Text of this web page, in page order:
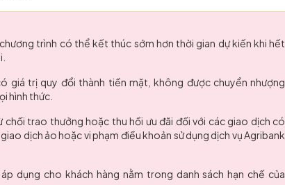
trình có thể kết thúc sớm hơn thời gian dự kiến khi hết
giá trị quy đổi thành tiền mặt, không được chuyển nhượng
hình thức.
chối trao thưởng hoặc thu hồi ưu đãi đối với các giao dịch có
dịch ảo hoặc vi phạm điều khoản sử dụng dịch vụ Agribank
dụng cho khách hàng nằm trong danh sách hạn chế của